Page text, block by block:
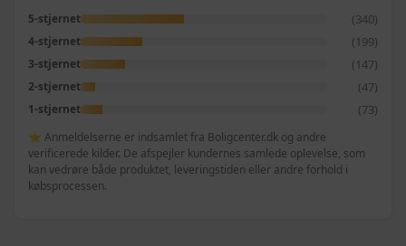
5-stjernet (340)
4-stjernet (199)
3-stjernet (147)
2-stjernet (47)
1-stjernet (73)
⭐ Anmeldelserne er indsamlet fra Boligcenter.dk og andre
verificerede kilder. De afspejler kundernes samlede oplevelse, som
kan vedrøre både produktet, leveringstiden eller andre forhold i
købsprocessen.